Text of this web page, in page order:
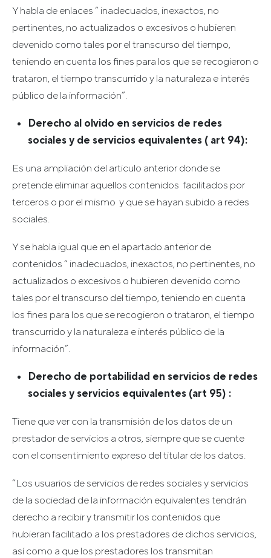
Y habla de enlaces “ inadecuados, inexactos, no
pertinentes, no actualizados o excesivos o hubieren
devenido como tales por el transcurso del tiempo,
teniendo en cuenta los fines para los que se recogieron o
trataron, el tiempo transcurrido y la naturaleza e interés
público de la información”.
Derecho al olvido en servicios de redes
sociales y de servicios equivalentes ( art 94):
Es una ampliación del articulo anterior donde se
pretende eliminar aquellos contenidos facilitados por
terceros o por el mismo y que se hayan subido a redes
sociales.
Y se habla igual que en el apartado anterior de
contenidos “ inadecuados, inexactos, no pertinentes, no
actualizados o excesivos o hubieren devenido como
tales por el transcurso del tiempo, teniendo en cuenta
los fines para los que se recogieron o trataron, el tiempo
transcurrido y la naturaleza e interés público de la
información”.
Derecho de portabilidad en servicios de redes
sociales y servicios equivalentes (art 95) :
Tiene que ver con la transmisión de los datos de un
prestador de servicios a otros, siempre que se cuente
con el consentimiento expreso del titular de los datos.
“Los usuarios de servicios de redes sociales y servicios
de la sociedad de la información equivalentes tendrán
derecho a recibir y transmitir los contenidos que
hubieran facilitado a los prestadores de dichos servicios,
así como a que los prestadores los transmitan